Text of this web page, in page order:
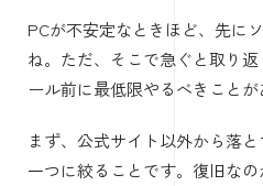
PCが不安定なときほど、先に
ね。ただ、そこで急ぐと取り
ール前に最低限やるべきことが
まず、公式サイト以外から落
一つに絞ることです。復旧な